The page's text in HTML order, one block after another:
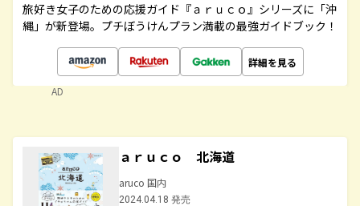
旅好き女子のための応援ガイド『ａｒｕｃｏ』シリーズに「沖
縄」が新登場。プチぼうけんプラン満載の最強ガイドブック！
詳細を見る
AD
ａｒｕｃｏ 北海道
aruco 国内
2024.04.18 発売